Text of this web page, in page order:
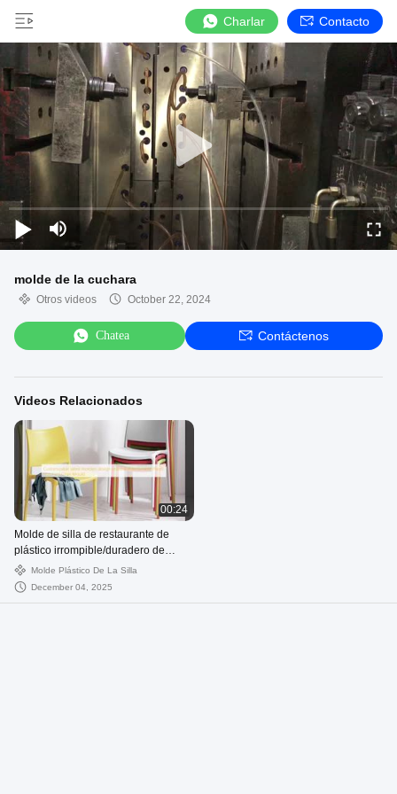
Charlar Contacto
molde de la cuchara
Otros videos October 22, 2024
Chatea Contáctenos
Videos Relacionados
00:24
Molde de silla de restaurante de
plástico irrompible/duradero de
diseño moderno y personalizable
Molde Plástico De La Silla
December 04, 2025